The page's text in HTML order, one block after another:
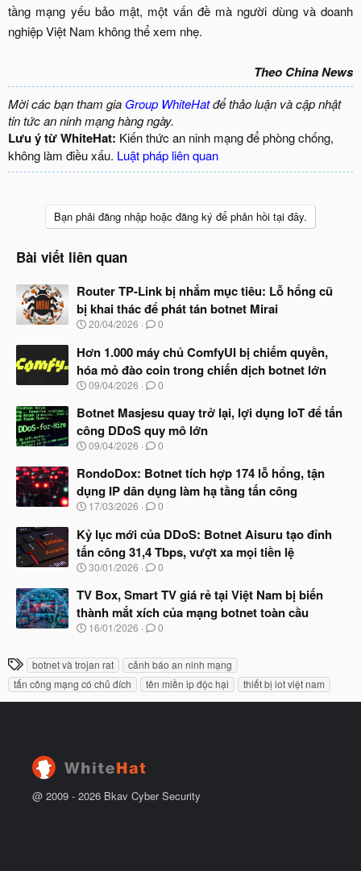
tầng mạng yếu bảo mật, một vấn đề mà người dùng và doanh
nghiệp Việt Nam không thể xem nhẹ.
Theo China News
Mời các bạn tham gia Group WhiteHatđể thảo luận và cập nhật
tin tức an ninh mạng hàng ngày.
Lưu ý từ WhiteHat: Kiến thức an ninh mạng để phòng chống,
không làm điều xấu. Luật pháp liên quan
Bạn phải đăng nhập hoặc đăng ký để phản hồi tại đây.
Bài viết liên quan
Router TP-Link bị nhắm mục tiêu: Lỗ hổng cũ
bị khai thác để phát tán botnet Mirai
N
à
y
b
ắ
đ
ầ
u
20/04/2026 0
Hơn 1.000 máy chủ ComfyUI bị chiếm quyền,
hóa mỏ đào coin trong chiến dịch botnet lớn
N
à
b
ắ
đ
ầ
u
09/04/2026 0
Botnet Masjesu quay trở lại, lợi dụng IoT để tấn
công DDoS quy mô lớn
N
à
b
ắ
đ
ầ
u
09/04/2026 0
RondoDox: Botnet tích hợp 174 lỗ hổng, tận
dụng IP dân dụng làm hạ tầng tấn công
N
à
y
b
ắ
đ
ầ
u
17/03/2026 0
Kỷ lục mới của DDoS: Botnet Aisuru tạo đỉnh
tấn công 31,4 Tbps, vượt xa mọi tiền lệ
N
à
b
ắ
đ
ầ
u
30/01/2026 0
TV Box, Smart TV giá rẻ tại Việt Nam bị biến
thành mắt xích của mạng botnet toàn cầu
N
y
b
ắ
t
16/01/2026 0
T
h
ẻ
botnet và trojan rat
cảnh báo an ninh mạng
tấn công mạng có chủ đích
tên miền ip độc hại thiết bị iot việt nam
@ 2009 - 2026 Bkav Cyber Security